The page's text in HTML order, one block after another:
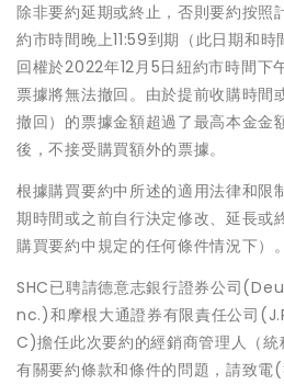
除非要約延期或終止，否則要約按照
約市時間晚上11:59到期（此日期和
回權於2022年12月5日紐約市時間下
票據將無法撤回。由於提前收購時間
撤回）的票據金額超過了最高本金金
後，不接受購買額外的票據。
根據購買要約中所述的適用法律和限
期時間或之前自行決定修改、延長或
購買要約中規定的任何條件情況下）。
SHC已聘請德意志銀行證券公司
nc.)和摩根大通證券有限責任公司
C)擔任此次要約的經銷商管理人（統
有關要約條款和條件的問題，請致